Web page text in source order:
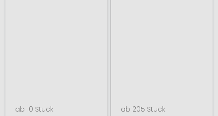
ab 10 Stück ab 205 Stück